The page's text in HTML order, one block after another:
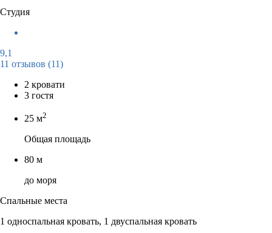
Студия
9,1
11 отзывов (11)
2 кровати
3 гостя
25 м2
Общая площадь
80 м
до моря
Спальные места
1 односпальная кровать, 1 двуспальная кровать